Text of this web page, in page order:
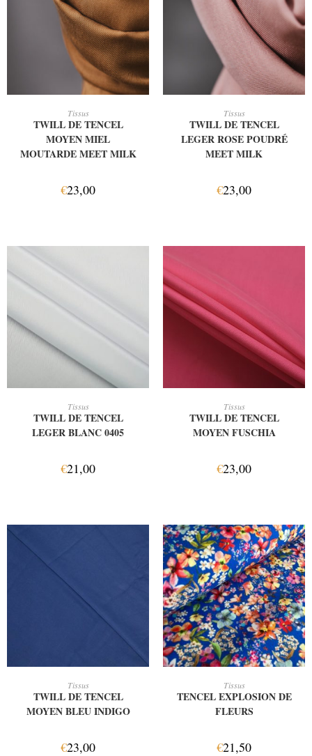
Tissus
TWILL DE TENCEL
MOYEN MIEL
MOUTARDE MEET MILK
€23,00
Tissus
TWILL DE TENCEL
LEGER ROSE POUDRÉ
MEET MILK
€23,00
Tissus
TWILL DE TENCEL
LEGER BLANC 0405
€21,00
Tissus
TWILL DE TENCEL
MOYEN FUSCHIA
€23,00
Tissus
TWILL DE TENCEL
MOYEN BLEU INDIGO
€23,00
Tissus
TENCEL EXPLOSION DE
FLEURS
€21,50